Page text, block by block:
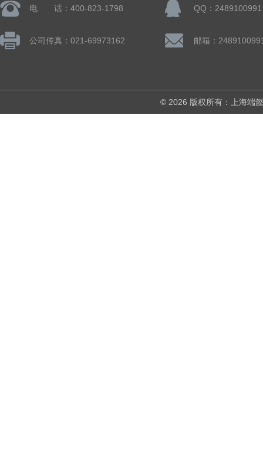
电 话：400-823-1798 QQ：2489100991
公司传真：021-69973162 邮箱：
© 2026 版权所有：上海端